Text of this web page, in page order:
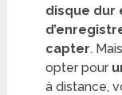
disque dur
capter.
opter pour
à distance,